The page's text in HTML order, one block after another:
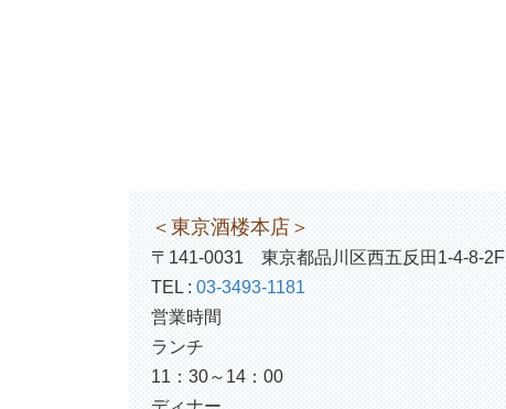
＜東京酒楼本店＞
〒141-0031 東京都品川区西五反田1-4-8-2F
TEL : 03-3493-1181
営業時間
ランチ
11：30～14：00